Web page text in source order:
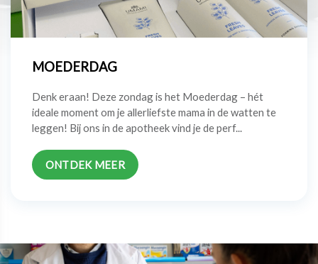
MOEDERDAG
Denk eraan! Deze zondag is het Moederdag – hét
ideale moment om je allerliefste mama in de watten te
leggen! Bij ons in de apotheek vind je de perf...
ONTDEK MEER